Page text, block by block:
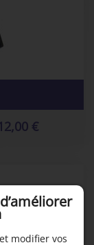
€
modifier vos